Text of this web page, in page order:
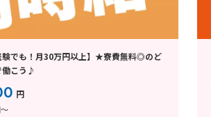
験でも！月30万円以上】★寮費無料◎のど
働こう♪
円